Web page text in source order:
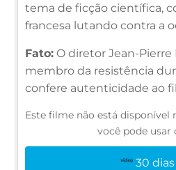
tema de ficção científica,
francesa lutando contra a
Fato: O diretor Jean-
membro da resistência
confere autenticidade ao
Este filme não está disponível
você pode usar
30